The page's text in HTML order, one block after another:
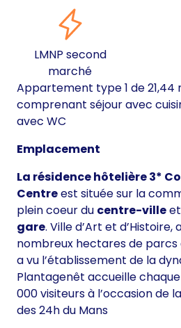
LMNP second
marché
Appartement type 1 de 21,44
comprenant séjour avec
avec WC
Emplacement
La résidence hôtelière 3*
Centreest située sur la
plein coeur du centre-villeet
gare. Ville d’Art et
nombreux hectares de parcs
a vu l’établissement de la
Plantagenêt accueille
000 visiteurs à l’occasion de
des 24h du Mans